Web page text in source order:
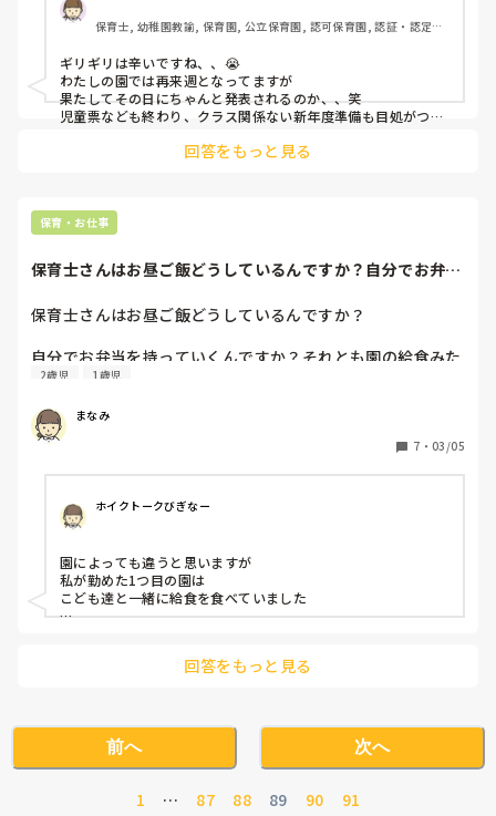
保育士, 幼稚園教諭, 保育園, 公立保育園, 認可保育園, 認証・認定保
ギリギリは辛いですね、、😭
わたしの園では再来週となってますが
果たしてその日にちゃんと発表されるのか、、笑
児童票なども終わり、クラス関係ない新年度準備も目処がつ
回答をもっと見る
保育・お仕事
保育士さんはお昼ご飯どうしているんですか？自分でお弁当
保育士さんはお昼ご飯どうしているんですか？
自分でお弁当を持っていくんですか？それとも園の給食みた
いなのを食べるんですか？
あと、乳児担当と幼児担当だと食べる時間も違ったりします
か？
2歳児 1歳児
まなみ
7 ・ 03/05
ホイクトークびぎなー
園によっても違うと思いますが
私が勤めた1つ目の園は
こども達と一緒に給食を食べていました
回答をもっと見る
前へ
1 … 87 88 89 90 91
次へ